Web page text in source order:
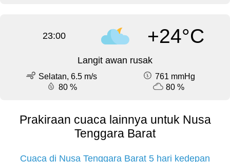
23:00 +24°C
Langit awan rusak
Selatan, 6.5 m/s
761 mmHg
80 %
80 %
Prakiraan cuaca lainnya untuk Nusa
Tenggara Barat
Cuaca di Nusa Tenggara Barat 5 hari kedepan